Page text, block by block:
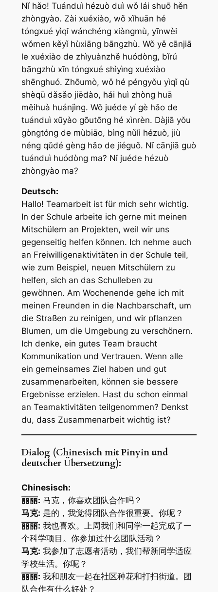
Nǐ hǎo! Tuánduì hézuò duì wǒ lái shuō hěn
zhòngyào. Zài xuéxiào, wǒ xǐhuān hé
tóngxué yìqǐ wánchéng xiàngmù, yīnwèi
wǒmen kěyǐ hùxiāng bāngzhù. Wǒ yě cānjiā
le xuéxiào de zhìyuànzhě huódòng, bǐrú
bāngzhù xīn tóngxué shìyìng xuéxiào
shēnghuó. Zhōumò, wǒ hé péngyǒu yìqǐ qù
shèqū dǎsǎo jiēdào, hái huì zhòng huā
měihuà huánjìng. Wǒ juéde yí gè hǎo de
tuánduì xūyào gōutōng hé xìnrèn. Dàjiā yǒu
gòngtóng de mùbiāo, bìng nǔlì hézuò, jiù
néng qǔdé gèng hǎo de jiéguǒ. Nǐ cānjiā guò
tuánduì huódòng ma? Nǐ juéde hézuò
zhòngyào ma?
Deutsch:
Hallo! Teamarbeit ist für mich sehr wichtig.
In der Schule arbeite ich gerne mit meinen
Mitschülern an Projekten, weil wir uns
gegenseitig helfen können. Ich nehme auch
an Freiwilligenaktivitäten in der Schule teil,
wie zum Beispiel, neuen Mitschülern zu
helfen, sich an das Schulleben zu
gewöhnen. Am Wochenende gehe ich mit
meinen Freunden in die Nachbarschaft, um
die Straßen zu reinigen, und wir pflanzen
Blumen, um die Umgebung zu verschönern.
Ich denke, ein gutes Team braucht
Kommunikation und Vertrauen. Wenn alle
ein gemeinsames Ziel haben und gut
zusammenarbeiten, können sie bessere
Ergebnisse erzielen. Hast du schon einmal
an Teamaktivitäten teilgenommen? Denkst
du, dass Zusammenarbeit wichtig ist?
Dialog (Chinesisch mit Pinyin und
deutscher Übersetzung):
Chinesisch:
丽丽: 马克，你喜欢团队合作吗？
马克: 是的，我觉得团队合作很重要。你呢？
丽丽: 我也喜欢。上周我们和同学一起完成了一
个科学项目。你参加过什么团队活动？
马克: 我参加了志愿者活动，我们帮新同学适应
学校生活。你呢？
丽丽: 我和朋友一起在社区种花和打扫街道。团
队合作有什么好处？